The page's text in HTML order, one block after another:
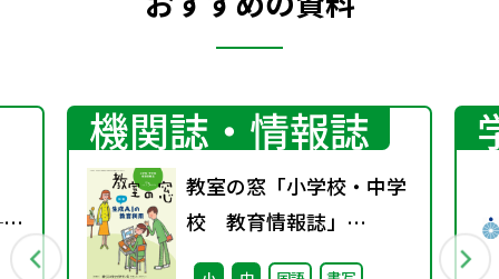
機関誌・情報誌
教室の窓「小学校・中学
校 教育情報誌」
vol.75 2025年4月発行